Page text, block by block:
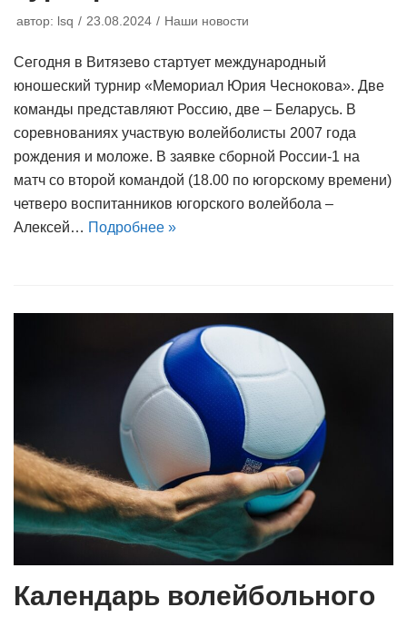
автор: lsq 23.08.2024 Наши новости
Сегодня в Витязево стартует международный
юношеский турнир «Мемориал Юрия Чеснокова». Две
команды представляют Россию, две – Беларусь. В
соревнованиях участвую волейболисты 2007 года
рождения и моложе. В заявке сборной России-1 на
матч со второй командой (18.00 по югорскому времени)
четверо воспитанников югорского волейбола –
Алексей… Подробнее »
Календарь волейбольного